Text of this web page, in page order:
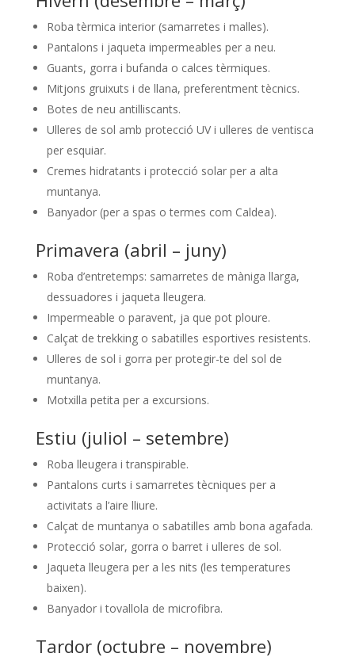
Roba tèrmica interior (samarretes i malles).
Pantalons i jaqueta impermeables per a neu.
Guants, gorra i bufanda o calces tèrmiques.
Mitjons gruixuts i de llana, preferentment tècnics.
Botes de neu antilliscants.
Ulleres de sol amb protecció UV i ulleres de ventisca
per esquiar.
Cremes hidratants i protecció solar per a alta
muntanya.
Banyador (per a spas o termes com Caldea).
Primavera (abril – juny)
Roba d’entretemps: samarretes de màniga llarga,
dessuadores i jaqueta lleugera.
Impermeable o paravent, ja que pot ploure.
Calçat de trekking o sabatilles esportives resistents.
Ulleres de sol i gorra per protegir-te del sol de
muntanya.
Motxilla petita per a excursions.
Estiu (juliol – setembre)
Roba lleugera i transpirable.
Pantalons curts i samarretes tècniques per a
activitats a l’aire lliure.
Calçat de muntanya o sabatilles amb bona agafada.
Protecció solar, gorra o barret i ulleres de sol.
Jaqueta lleugera per a les nits (les temperatures
baixen).
Banyador i tovallola de microfibra.
Tardor (octubre – novembre)